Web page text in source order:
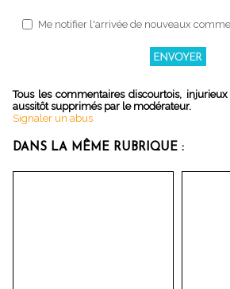
Me notifier l'arrivée de nouveaux
Tous les commentaires discourtois,
aussitôt supprimés par le modérateur.
Signaler un abus
DANS LA MÊME RUBRIQUE :